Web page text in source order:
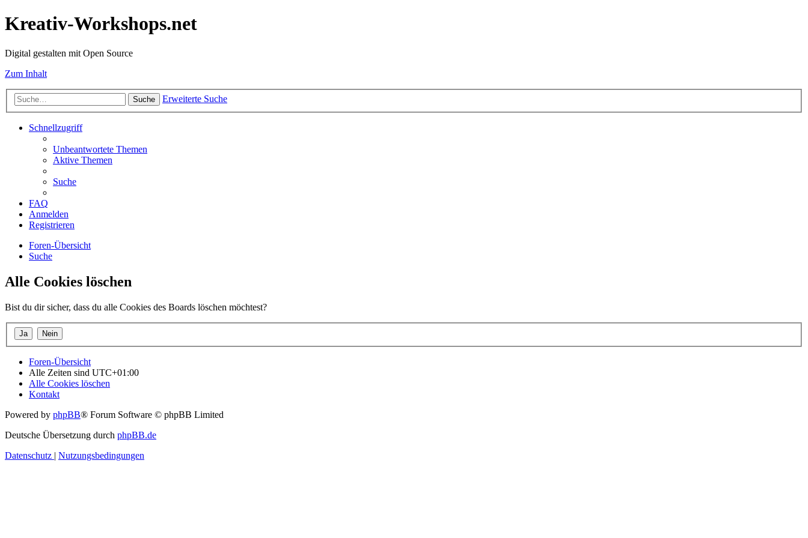
Kreativ-Workshops.net
Digital gestalten mit Open Source
Zum Inhalt
Suche Erweiterte Suche
Schnellzugriff
Unbeantwortete Themen
Aktive Themen
Suche
FAQ
Anmelden
Registrieren
Foren-Übersicht
Suche
Alle Cookies löschen
Bist du dir sicher, dass du alle Cookies des Boards löschen möchtest?
Foren-Übersicht
Alle Zeiten sind UTC+01:00
Alle Cookies löschen
Kontakt
Powered by phpBB® Forum Software © phpBB Limited
Deutsche Übersetzung durch phpBB.de
Datenschutz | Nutzungsbedingungen